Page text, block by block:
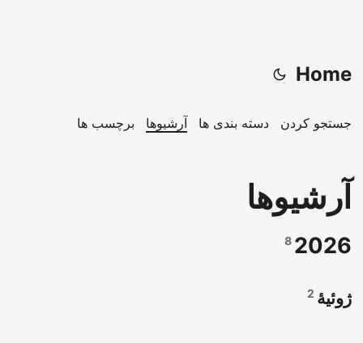
Home
جستجو کردن دسته بندی ها آرشیوها برچسب ها
آرشیوها
2026
ژوئیهٔ